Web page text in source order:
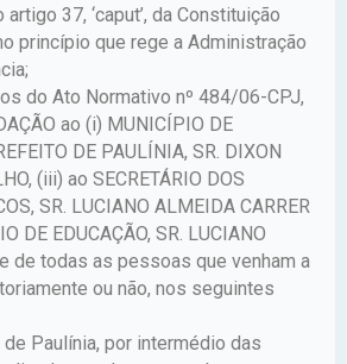
37, ‘caput’, da Constituição
princípio que rege a Administração
do Ato Normativo nº 484/06-CPJ,
ao (i) MUNICÍPIO DE
DE PAULÍNIA, SR. DIXON
(iii) ao SECRETÁRIO DOS
SR. LUCIANO ALMEIDA CARRER
DE EDUCAÇÃO, SR. LUCIANO
de todas as pessoas que venham a
ou não, nos seguintes
Paulínia, por intermédio das